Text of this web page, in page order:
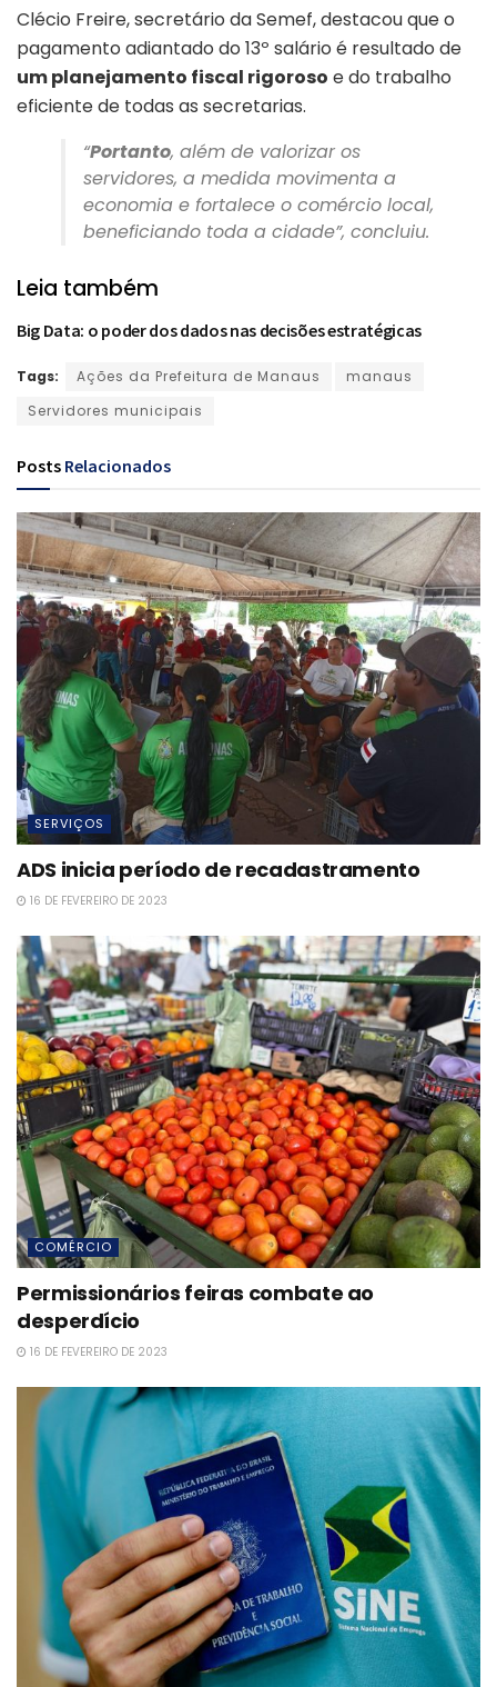
Clécio Freire, secretário da Semef, destacou que o
pagamento adiantado do 13º salário é resultado de
um planejamento fiscal rigoroso e do trabalho
eficiente de todas as secretarias.
“Portanto, além de valorizar os
servidores, a medida movimenta a
economia e fortalece o comércio local,
beneficiando toda a cidade”, concluiu.
Leia também
Big Data: o poder dos dados nas decisões estratégicas
Tags: Ações da Prefeitura de Manaus
manaus
Servidores municipais
Posts Relacionados
SERVIÇOS
ADS inicia período de recadastramento
16 DE FEVEREIRO DE 2023
COMÉRCIO
Permissionários feiras combate ao
desperdício
16 DE FEVEREIRO DE 2023